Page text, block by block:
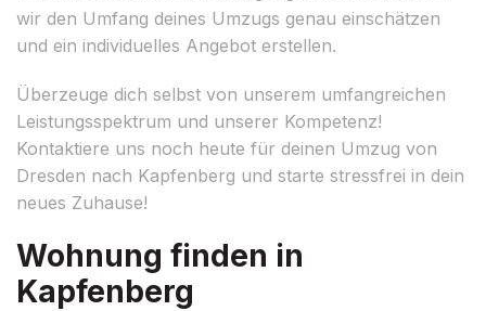
wir den Umfang deines Umzugs genau einschätzen
und ein individuelles Angebot erstellen.
Überzeuge dich selbst von unserem umfangreichen
Leistungsspektrum und unserer Kompetenz!
Kontaktiere uns noch heute für deinen Umzug von
Dresden nach Kapfenberg und starte stressfrei in dein
neues Zuhause!
Wohnung finden in
Kapfenberg